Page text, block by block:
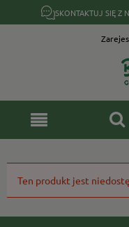
SKONTAKTUJ SIĘ Z
Ten produkt jest